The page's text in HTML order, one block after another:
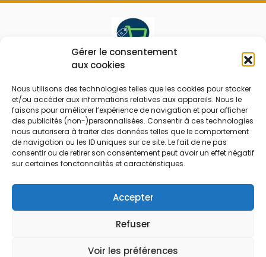
Gérer le consentement
aux cookies
Nous utilisons des technologies telles que les cookies pour stocker
et/ou accéder aux informations relatives aux appareils. Nous le
faisons pour améliorer l’expérience de navigation et pour afficher
des publicités (non-)personnalisées. Consentir à ces technologies
nous autorisera à traiter des données telles que le comportement
de navigation ou les ID uniques sur ce site. Le fait de ne pas
consentir ou de retirer son consentement peut avoir un effet négatif
sur certaines fonctonnalités et caractéristiques.
Accepter
Refuser
Voir les préférences
Le prix peut être réduit !
Mes Bons
FAQ
Qui sommes nous
Contactez-nous
Código promocional
Bonnes affaires
Code réduction
Bons plans
Soldes
Rentrée
© 2026 Tous droits réservés.